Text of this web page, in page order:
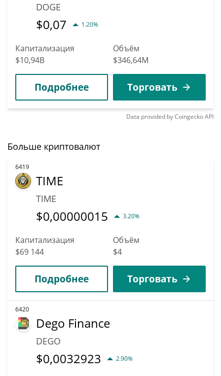
DOGE
$0,07 1.20%
Капитализация
$10,94B
Объём
$346,64M
Подробнее Торговать
Data provided byCoingeckoAPI
Больше криптовалют
6419
TIME
TIME
$0,00000015 3.20%
Капитализация
$69 144
Объём
$4
Подробнее Торговать
6420
Dego Finance
DEGO
$0,0032923 2.90%